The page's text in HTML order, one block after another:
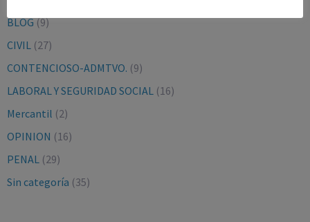
BLOG(9)
CIVIL (27)
CONTENCIOSO-ADMTVO. (9)
LABORAL Y SEGURIDAD SOCIAL (16)
Mercantil (2)
OPINION (16)
PENAL (29)
Sin categoría (35)